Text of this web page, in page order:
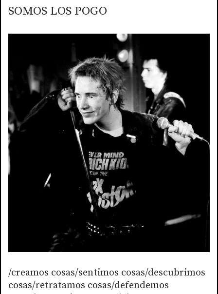
SOMOS LOS POGO
/creamos cosas/sentimos cosas/descubrimos
cosas/retratamos cosas/defendemos